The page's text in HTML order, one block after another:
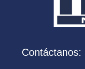
Contáctanos: